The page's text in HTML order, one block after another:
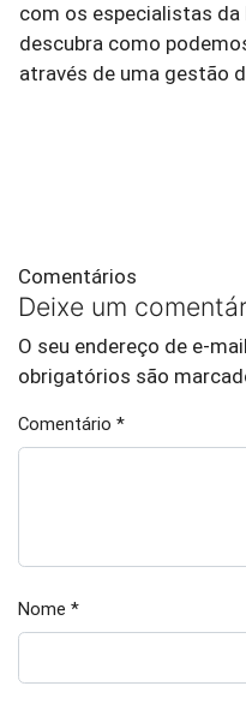
com os especialistas da
descubra como
através de uma gestão
Comentários
Deixe um
O seu endereço de e-
obrigatórios são
Comentário *
Nome *